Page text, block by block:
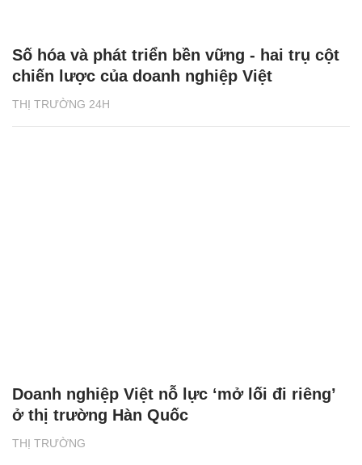
THỊ TRƯỜNG 24H
Số hóa và phát triển bền vững - hai trụ cột
chiến lược của doanh nghiệp Việt
THỊ TRƯỜNG
Doanh nghiệp Việt nỗ lực ‘mở lối đi riêng’
ở thị trường Hàn Quốc